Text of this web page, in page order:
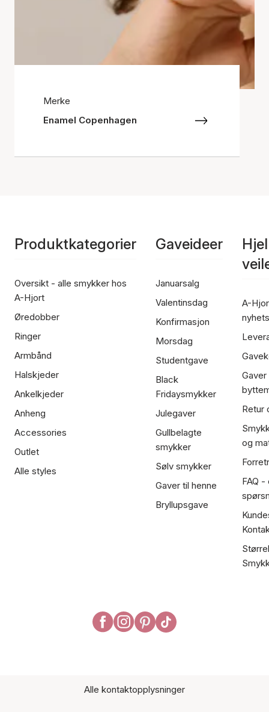
Merke
Enamel Copenhagen
Produktkategorier
Oversikt - alle smykker hos
A-Hjort
Øredobber
Ringer
Armbånd
Halskjeder
Ankelkjeder
Anheng
Accessories
Outlet
Alle styles
Gaveideer
Januarsalg
Valentinsdag
Konfirmasjon
Morsdag
Studentgave
Black
Fridaysmykker
Julegaver
Gullbelagte
smykker
Sølv smykker
Gaver til henne
Bryllupsgave
A-
Retur
og
FAQ
Alle kontaktopplysninger